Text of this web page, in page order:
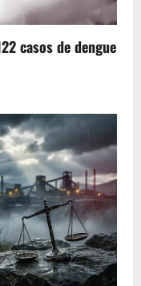
casos de dengue